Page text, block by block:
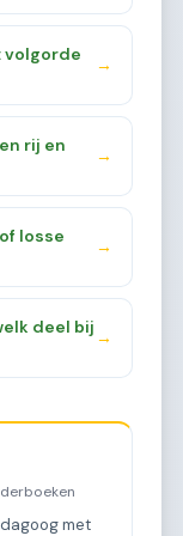
volgorde
→
rij en
→
losse
→
deel bij
→
met